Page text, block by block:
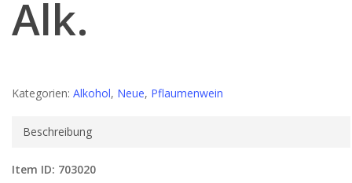
Alk.
Kategorien: Alkohol, Neue, Pflaumenwein
Beschreibung
Item ID: 703020